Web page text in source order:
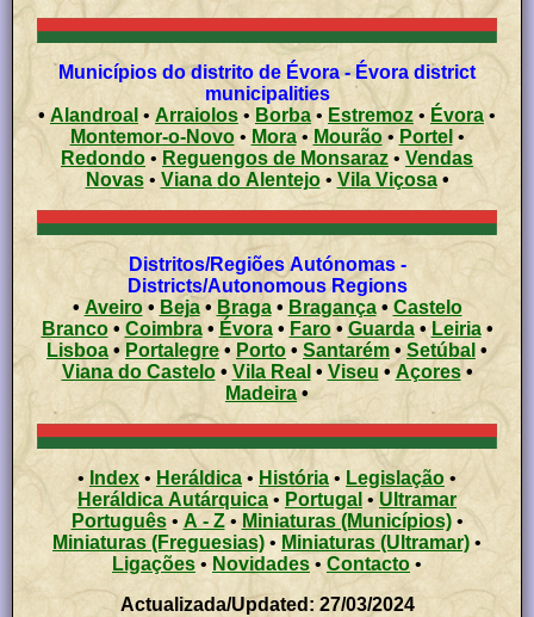
Municípios do distrito de Évora - Évora district
municipalities
• Alandroal • Arraiolos • Borba • Estremoz • Évora •
Montemor-o-Novo• Mora• Mourão• Portel •
Redondo • Reguengos de Monsaraz • Vendas
Novas• Viana do Alentejo• Vila Viçosa•
Distritos/Regiões Autónomas -
Districts/Autonomous Regions
•Aveiro• Beja• Braga• Bragança• Castelo
Branco• Coimbra• Évora• Faro• Guarda•Leiria•
Lisboa •Portalegre • Porto • Santarém •Setúbal •
Viana do Castelo• Vila Real • Viseu •Açores •
Madeira •
• Index• Heráldica • História • Legislação •
Heráldica Autárquica • Portugal • Ultramar
Português• A - Z• Miniaturas (Municípios)•
Miniaturas (Freguesias) • Miniaturas (Ultramar) •
Ligações • Novidades • Contacto•
Actualizada/Updated: 27/03/2024